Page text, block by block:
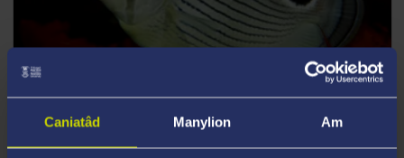
Caniatâd Manylion Am
CYRSIAU YMCHWIL OL-RADDEDIG